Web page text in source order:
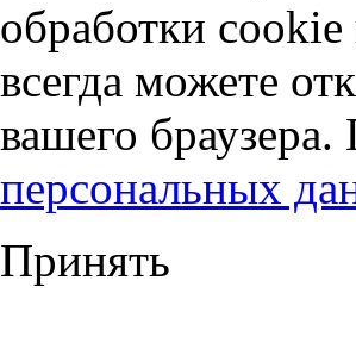
обработки
всегда можете
вашего
персональных
Принять